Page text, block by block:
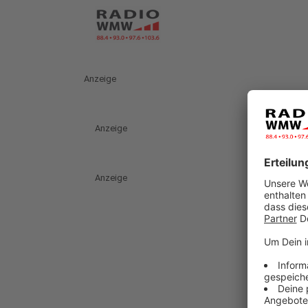
Anzeige
Anzeige
Anzeige